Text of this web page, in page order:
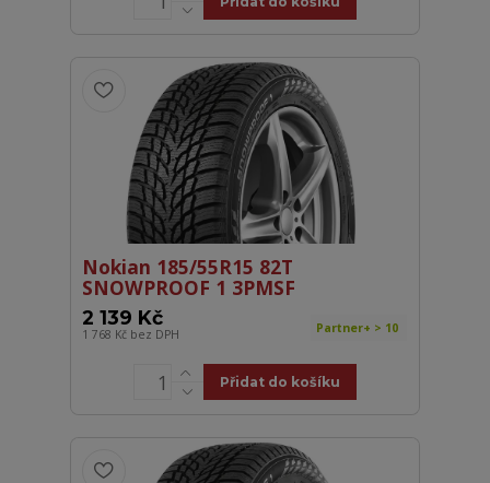
Nokian 185/55R15 82T
SNOWPROOF 1 3PMSF
2 139 Kč
1 768 Kč bez DPH Partner+ > 10
Přidat do košíku